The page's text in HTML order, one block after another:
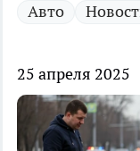
Авто
25 апреля 2025